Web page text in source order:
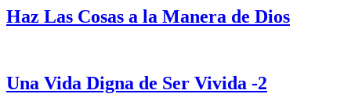
Haz Las Cosas a la Manera de Dios
Una Vida Digna de Ser Vivida -2